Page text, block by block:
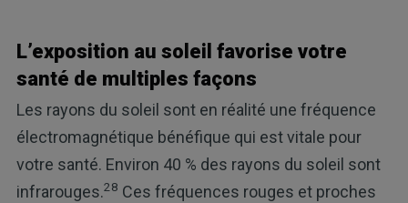
L’exposition au soleil favorise votre
santé de multiples façons
Les rayons du soleil sont en réalité une fréquence
électromagnétique bénéfique qui est vitale pour
votre santé. Environ 40 % des rayons du soleil sont
infrarouges.28 Ces fréquences rouges et proches